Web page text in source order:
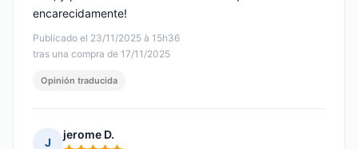
Publicado el 23/11/2025 à 15h36
tras una compra de 17/11/2025
encarecidamente!
Opinión traducida
J
jerome D.